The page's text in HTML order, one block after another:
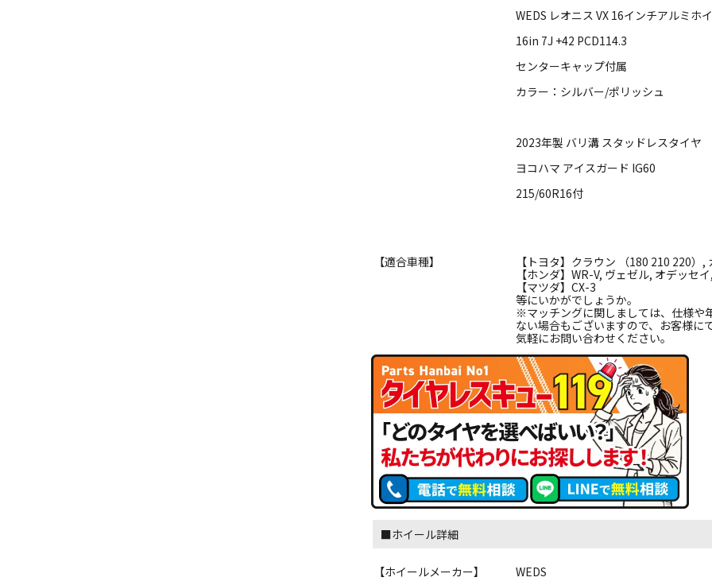
WEDS レオニス VX 16インチアルミホ
16in 7J +42 PCD114.3
センターキャップ付属
カラー：シルバー/ポリッシュ
2023年製 バリ溝 スタッドレスタイヤ
ヨコハマ アイスガード IG60
215/60R16付
【適合車種】
【トヨタ】クラウン （180 210 220）
【ホンダ】WR-V, ヴェゼル, オデッセ
【マツダ】CX-3
等にいかがでしょうか。
※マッチングに関しましては、仕様や
ない場合もございますので、お客様
気軽にお問い合わせください。
■ホイール詳細
【ホイールメーカー】
WEDS